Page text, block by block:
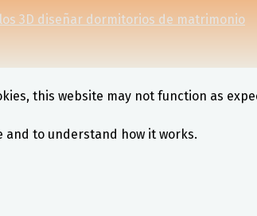
3D diseñar dormitorios de matrimonio
this website may not function as
and to understand how it works.